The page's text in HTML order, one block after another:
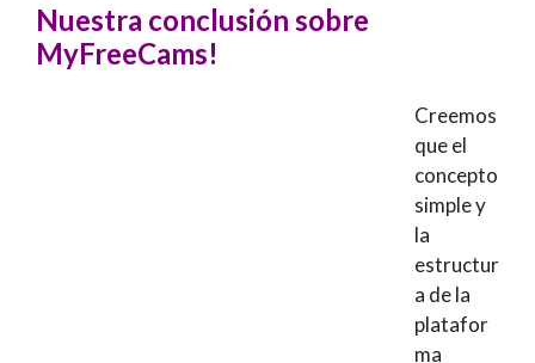
Nuestra conclusión sobre
MyFreeCams!
Creemos
que el
concepto
simple y
la
estructur
a de la
platafor
ma